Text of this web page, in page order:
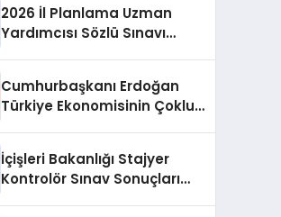
2026 İl Planlama Uzman
Yardımcısı Sözlü Sınavı
Cumhurbaşkanı Erdoğan
Türkiye Ekonomisinin Çoklu
İçişleri Bakanlığı Stajyer
Kontrolör Sınav Sonuçları